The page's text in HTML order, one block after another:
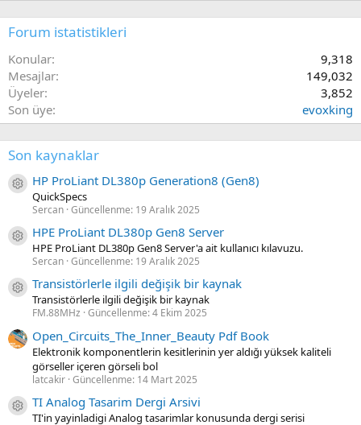
Forum istatistikleri
Konular
9,318
Mesajlar
149,032
Üyeler
3,852
Son üye
evoxking
Son kaynaklar
Kaynak ikon/amblem
HP ProLiant DL380p Generation8 (Gen8)
QuickSpecs
Sercan Güncellenme: 19 Aralık 2025
Kaynak ikon/amblem
HPE ProLiant DL380p Gen8 Server
HPE ProLiant DL380p Gen8 Server'a ait kullanıcı kılavuzu.
Sercan Güncellenme: 19 Aralık 2025
Kaynak ikon/amblem
Transistörlerle ilgili değişik bir kaynak
Transistörlerle ilgili değişik bir kaynak
FM.88MHz Güncellenme:4 Ekim 2025
Open_Circuits_The_Inner_Beauty Pdf Book
Elektronik komponentlerin kesitlerinin yer aldığı yüksek kaliteli
görseller içeren görseli bol
latcakir Güncellenme: 14 Mart 2025
Kaynak ikon/amblem
TI Analog Tasarim Dergi Arsivi
TI'in yayinladigi Analog tasarimlar konusunda dergi serisi